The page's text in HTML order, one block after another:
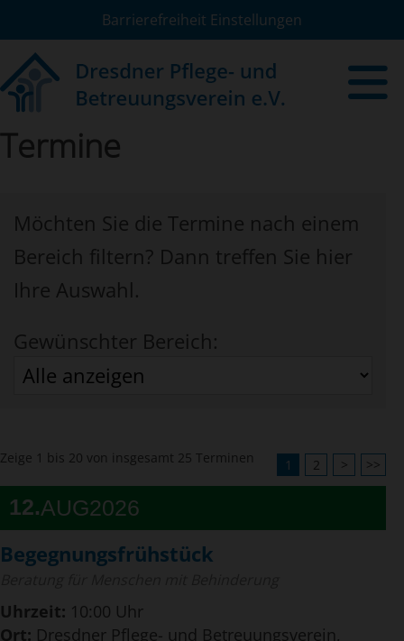
Barrierefreiheit Einstellungen
Termine
Möchten Sie die Termine nach einem
Bereich filtern? Dann treffen Sie hier
Ihre Auswahl.
Gewünschter Bereich:
Zeige 1 bis 20 von insgesamt 25 Terminen 1 2 > >>
12 AUG2026
Begegnungsfrühstück
Uhrzeit: 10:00 Uhr
Ort: Dresdner Pflege- und Betreuungsverein,